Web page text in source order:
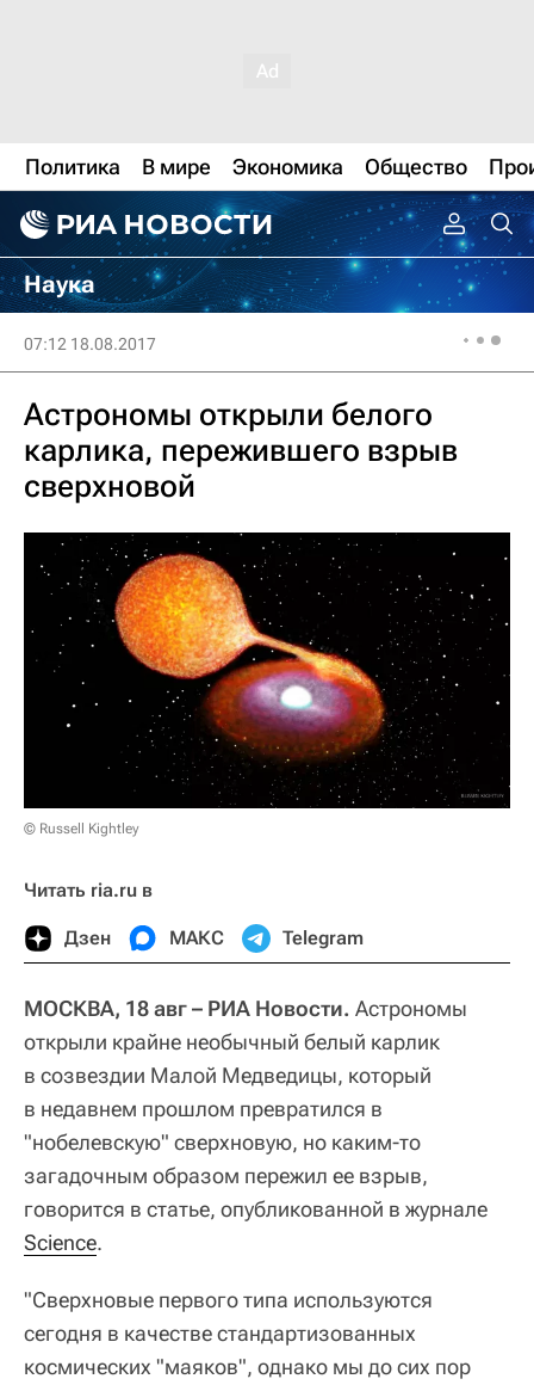
Политика В мире Экономика Общество
Наука
07:12 18.08.2017
Астрономы открыли белого
карлика, пережившего взрыв
сверхновой
© Russell Kightley
Читать ria.ru в
Дзен МАКС Telegram
МОСКВА, 18 авг – РИА Новости. Астрономы
открыли крайне необычный белый карлик
в созвездии Малой Медведицы, который
в недавнем прошлом превратился в
"нобелевскую" сверхновую, но каким-то
загадочным образом пережил ее взрыв,
говорится в статье, опубликованной в журнале
Science.
"Сверхновые первого типа используются
сегодня в качестве стандартизованных
космических "маяков", однако мы до сих пор